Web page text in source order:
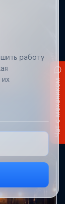
работу
их
Чат с механиком